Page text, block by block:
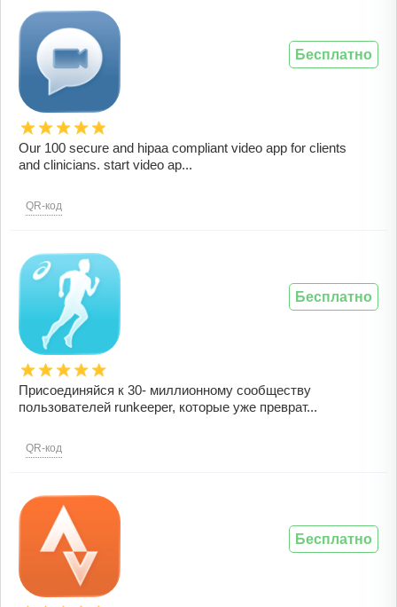
Our 100 secure and hipaa compliant video app for clients
and clinicians. start video ap...
QR-код
Бесплатно
Присоединяйся к 30- миллионному сообществу
пользователей runkeeper, которые уже преврат...
QR-код
Бесплатно
Бесплатно